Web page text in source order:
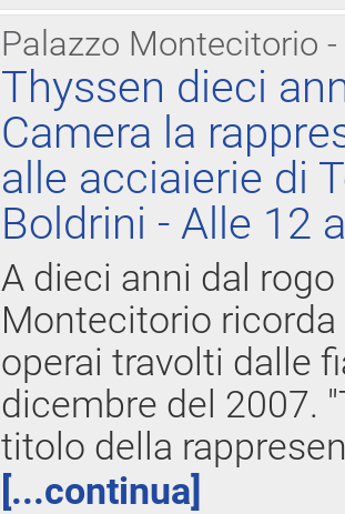
Palazzo Montecitorio
Thyssen dieci
Camera la
alle acciaierie di
Boldrini - Alle 12
A dieci anni dal
Montecitorio
operai travolti dalle
dicembre del 2007.
titolo della
[...continua]